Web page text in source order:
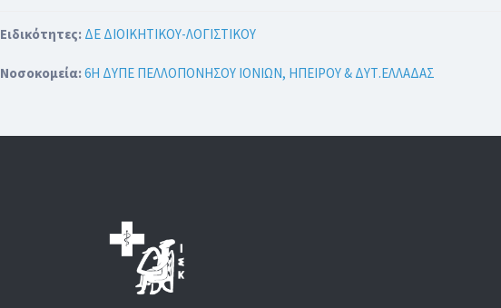
Ειδικότητες: ΔΕ ΔΙΟΙΚΗΤΙΚΟΥ-ΛΟΓΙΣΤΙΚΟΥ
Νοσοκομεία:6Η ΔΥΠΕ ΠΕΛΛΟΠΟΝΗΣΟΥ ΙΟΝΙΩΝ, ΗΠΕΙΡΟΥ & ΔΥΤ.ΕΛΛΑΔΑΣ